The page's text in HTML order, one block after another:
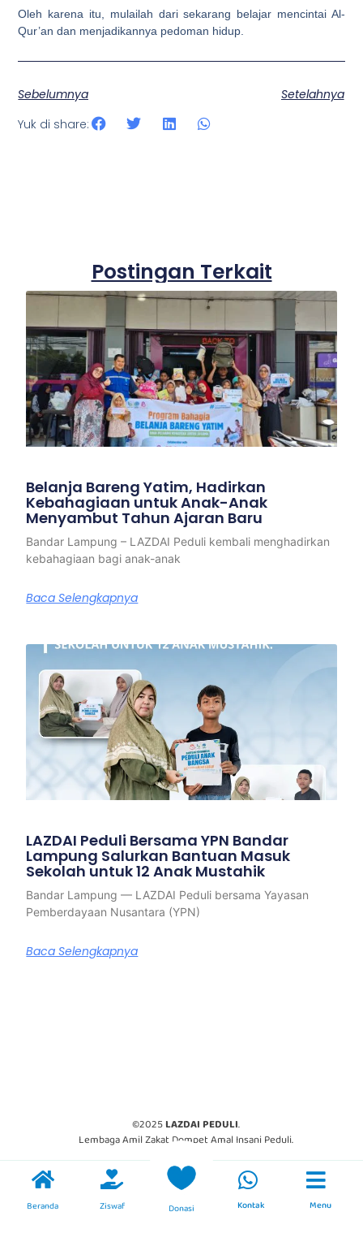
Oleh karena itu, mulailah dari sekarang belajar mencintai Al-
Qur’an dan menjadikannya pedoman hidup.
Sebelumnya
Setelahnya
Yuk di share:
Postingan Terkait
Belanja Bareng Yatim, Hadirkan
Kebahagiaan untuk Anak-Anak
Menyambut Tahun Ajaran Baru
Bandar Lampung – LAZDAI Peduli kembali menghadirkan
kebahagiaan bagi anak-anak
Baca Selengkapnya
LAZDAI Peduli Bersama YPN Bandar
Lampung Salurkan Bantuan Masuk
Sekolah untuk 12 Anak Mustahik
Bandar Lampung — LAZDAI Peduli bersama Yayasan
Pemberdayaan Nusantara (YPN)
Baca Selengkapnya
©2025LAZDAI PEDULI.
Lembaga Amil Zakat Dompet Amal Insani Peduli.
Beranda Ziswaf Donasi Kontak Menu